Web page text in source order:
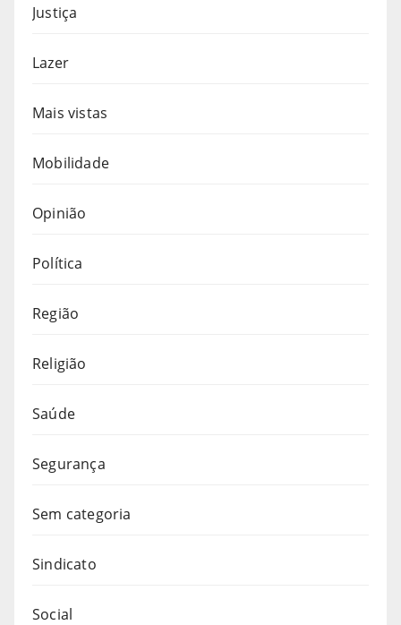
Justiça
Lazer
Mais vistas
Mobilidade
Opinião
Política
Região
Religião
Saúde
Segurança
Sem categoria
Sindicato
Social